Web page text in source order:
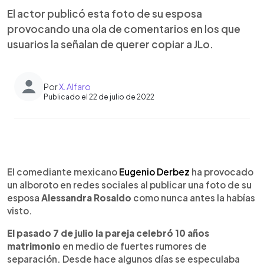
El actor publicó esta foto de su esposa
provocando una ola de comentarios en los que
usuarios la señalan de querer copiar a JLo.
PorX. Alfaro
Publicado el 22 de julio de 2022
Escuchar artículo
El comediante mexicano Eugenio Derbez ha provocado
un alboroto en redes sociales al publicar una foto de su
esposa Alessandra Rosaldo como nunca antes la habías
visto.
El pasado 7 de julio la pareja celebró 10 años
matrimonio en medio de fuertes rumores de
separación. Desde hace algunos días se especulaba